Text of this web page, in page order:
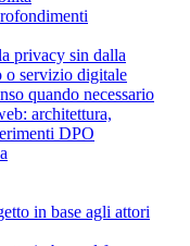
privacy sin dalla
o servizio digitale
quando necessario
architettura,
DPO
in base agli attori